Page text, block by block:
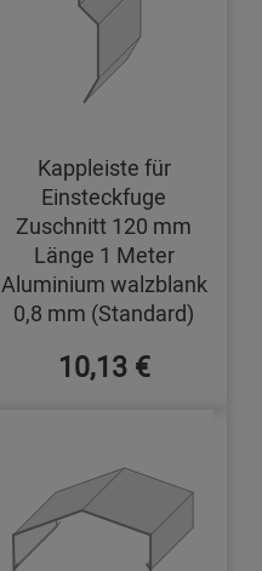
Kappleiste für
Einsteckfuge
Zuschnitt 120 mm
Länge 1 Meter
Aluminium walzblank
0,8 mm (Standard)
10,13 €